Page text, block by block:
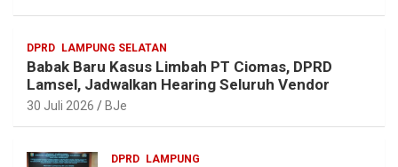
m
k
s
t
DPRD LAMPUNG SELATAN
Babak Baru Kasus Limbah PT Ciomas, DPRD
Lamsel, Jadwalkan Hearing Seluruh Vendor
30 Juli 2026 BJe
DPRD LAMPUNG